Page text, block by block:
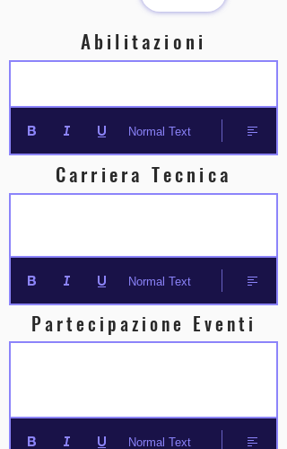
Abilitazioni
Normal Text
Carriera Tecnica
Normal Text
Partecipazione Eventi
Normal Text